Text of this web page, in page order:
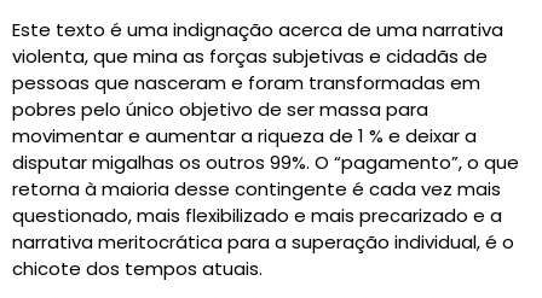
Este texto é uma indignação acerca de uma narrativa
violenta, que mina as forças subjetivas e cidadãs de
pessoas que nasceram e foram transformadas em
pobres pelo único objetivo de ser massa para
movimentar e aumentar a riqueza de 1 % e deixar a
disputar migalhas os outros 99%. O “pagamento”, o que
retorna à maioria desse contingente é cada vez mais
questionado, mais flexibilizado e mais precarizado e a
narrativa meritocrática para a superação individual, é o
chicote dos tempos atuais.